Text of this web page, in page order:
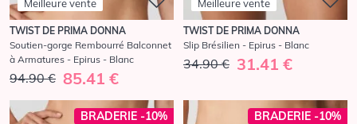
Meilleure vente
TWIST DE PRIMA DONNA
Soutien-gorge Rembourré Balconnet
à Armatures - Epirus - Blanc
94.90 € 85.41 €
Meilleure vente
TWIST DE PRIMA DONNA
Slip Brésilien - Epirus - Blanc
34.90 € 31.41 €
BRADERIE -10% BRADERIE -10%